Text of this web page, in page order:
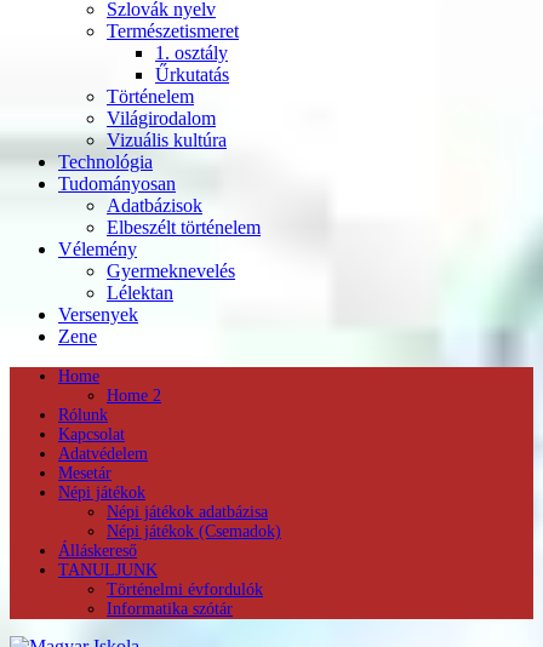
Szlovák nyelv
Természetismeret
1. osztály
Űrkutatás
Történelem
Világirodalom
Vizuális kultúra
Technológia
Tudományosan
Adatbázisok
Elbeszélt történelem
Vélemény
Gyermeknevelés
Lélektan
Versenyek
Zene
Home
Home 2
Rólunk
Kapcsolat
Adatvédelem
Mesetár
Népi játékok
Népi játékok adatbázisa
Népi játékok (Csemadok)
Álláskereső
TANULJUNK
Történelmi évfordulók
Informatika szótár